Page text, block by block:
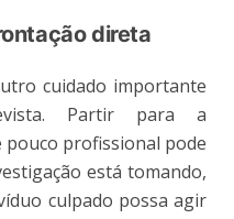
direta
cuidado importante
Partir para a
profissional pode
está tomando,
culpado possa agir